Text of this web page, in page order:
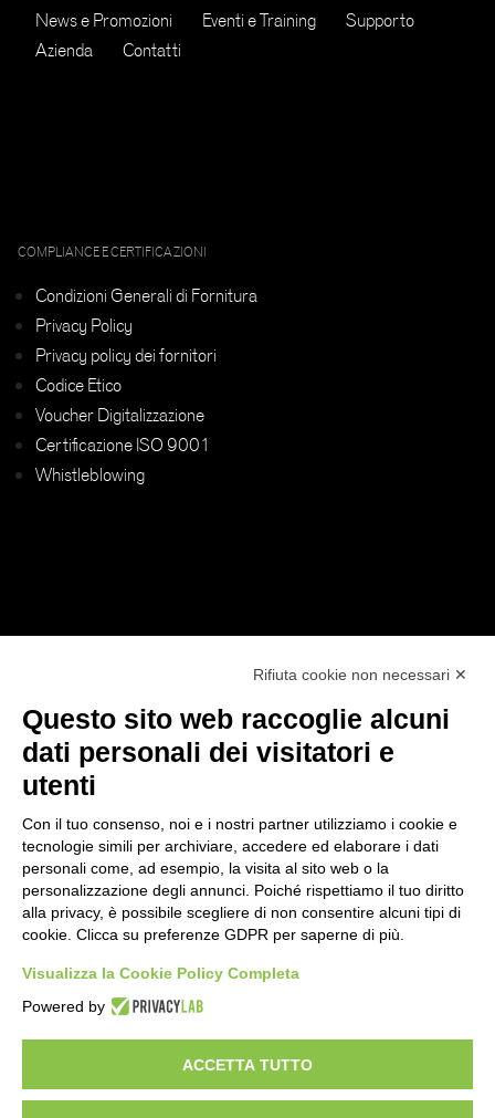
News e Promozioni Eventi e Training
Supporto
Azienda
Contatti
COMPLIANCE E CERTIFICAZIONI
Condizioni Generali di Fornitura
Privacy Policy
Privacy policy dei fornitori
Codice Etico
Voucher Digitalizzazione
Certificazione ISO 9001
Whistleblowing
Facebook Linkedin
LE NOSTRE DIVISIONI
Security
Telecom
Brand distribuiti
Rifiuta cookie non necessari ✕
Questo sito web raccoglie alcuni
dati personali dei visitatori e
utenti
Con il tuo consenso, noi e i nostri partner utilizziamo i cookie e
tecnologie simili per archiviare, accedere ed elaborare i dati
personali come, ad esempio, la visita al sito web o la
personalizzazione degli annunci. Poiché rispettiamo il tuo diritto
alla privacy, è possibile scegliere di non consentire alcuni tipi di
cookie. Clicca su preferenze GDPR per saperne di più.
Visualizza la Cookie Policy Completa
Powered by
ACCETTA TUTTO